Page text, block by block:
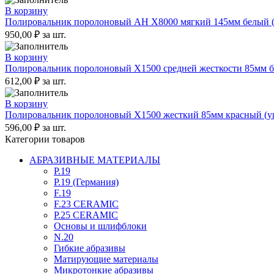
В корзину
Полировальник поролоновый AH X8000 мягкий 145мм белый
950,00 ₽ за шт.
В корзину
Полировальник поролоновый X1500 средней жесткости 85мм
612,00 ₽ за шт.
В корзину
Полировальник поролоновый X1500 жесткий 85мм красный
596,00 ₽ за шт.
Категории товаров
АБРАЗИВНЫЕ МАТЕРИАЛЫ
P.19
P.19 (Германия)
F.19
F.23 CERAMIC
P.25 CERAMIC
Основы и шлифблоки
N.20
Гибкие абразивы
Матирующие материалы
Микротонкие абразивы